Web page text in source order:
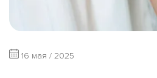
16 мая / 2025